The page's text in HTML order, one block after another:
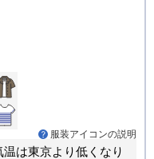
服装アイコンの説明
は東京より低くなり